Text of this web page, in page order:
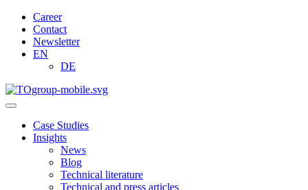
Career
Contact
Newsletter
EN
DE
Case Studies
Insights
News
Blog
Technical literature
Technical and press articles